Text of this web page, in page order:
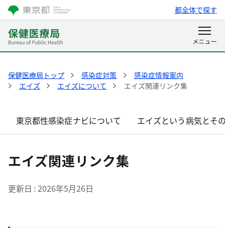
都全体で探す
保健医療局トップ 感染症対策
感染症情報案内
エイズ
エイズについて エイズ関連リンク集
東京都性感染症ナビについて エイズという病気とそ
エイズ関連リンク集
更新日 2026年5月26日